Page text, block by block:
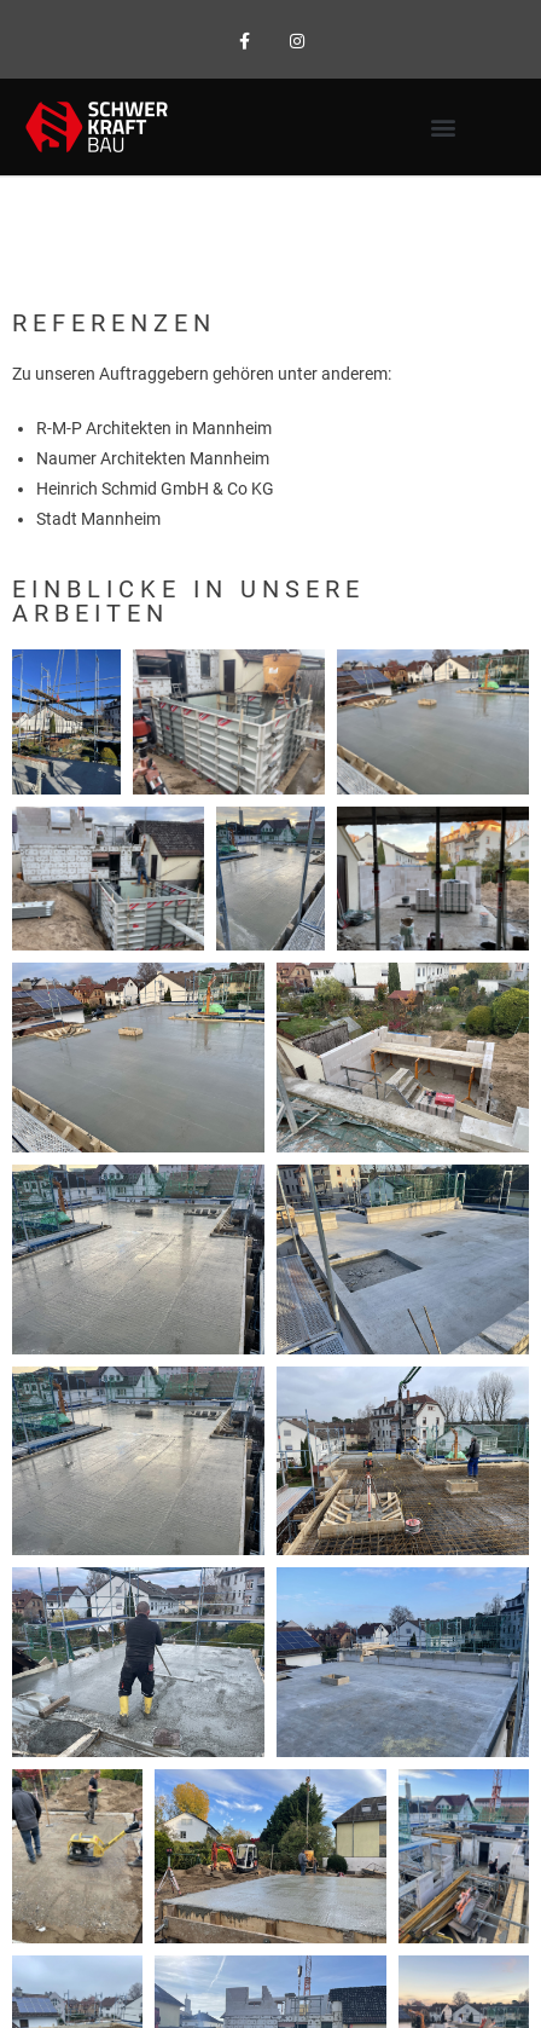
REFERENZEN
Zu unseren Auftraggebern gehören unter anderem:
R-M-P Architekten in Mannheim
Naumer Architekten Mannheim
Heinrich Schmid GmbH & Co KG
Stadt Mannheim
EINBLICKE IN UNSERE
ARBEITEN